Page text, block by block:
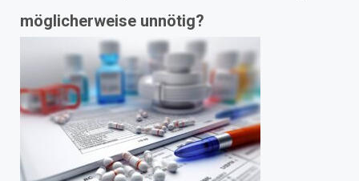
möglicherweise unnötig?